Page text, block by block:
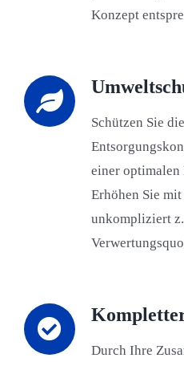
Konzept
Schützen Sie
einer
Erhöhen Sie
unkompliziert
Durch Ihre